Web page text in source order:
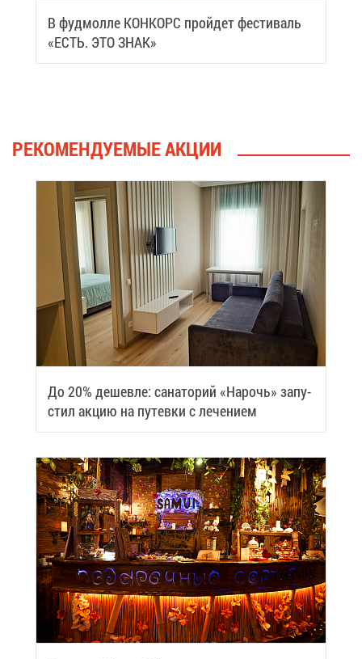
В фуд­мол­ле КОН­КОРС прой­дет фе­сти­валь
«ЕСТЬ. ЭТО ЗНАК»
РЕ­КО­МЕН­ДУ­Е­МЫЕ АК­ЦИИ
До 20% де­шев­ле: са­на­то­рий «На­рочь» за­пу­
стил ак­цию на пу­тев­ки с ле­че­ни­ем